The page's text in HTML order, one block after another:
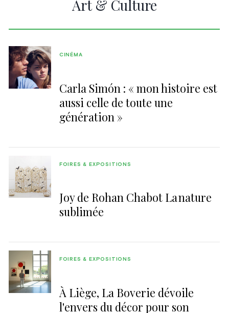
Art & Culture
Carla Simón : « mon histoire est
aussi celle de toute une
génération »
CINÉMA
Joy de Rohan Chabot La nature
sublimée
FOIRES & EXPOSITIONS
À Liège, La Boverie dévoile
l'envers du décor pour son
FOIRES & EXPOSITIONS